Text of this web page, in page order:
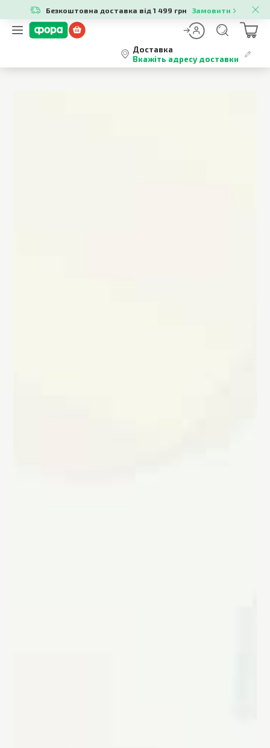
Безкоштовна доставка від 1 499 грн Замовити
Доставка
Вкажіть адресу доставки